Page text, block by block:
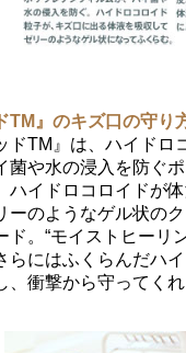
TM』のキズ口の守り
TM』は、ハイドロ
菌や水の浸入を防ぐ
ハイドロコロイドが
ーのようなゲル状の
。“モイストヒーリ
らにはふくらんだハ
、衝撃から守ってくれ